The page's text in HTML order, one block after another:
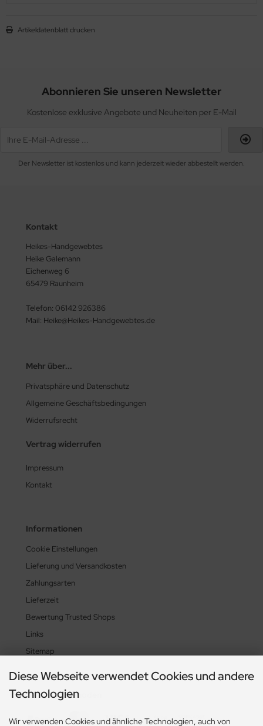
Artikeldatenblatt drucken
Abonnieren Sie unseren Newsletter
Kostenlose exklusive Angebote und Neuheiten per E-Mail
Der Newsletter ist kostenlos und kann jederzeit wieder abbestellt werden.
Kontakt
Heikes-Handgewebtes
Heike Galemann
Eichenweg 6
65479 Raunheim
Telefon: 06142 926386
Mail: Heike@Heikes-Handgewebtes.de
Mehr über...
Privatsphäre und Datenschutz
Allgemeine Geschäftsbedingungen
Widerrufsrecht
Vertrag widerrufen
Impressum
Kontakt
Informationen
Cookie Einstellungen
Lieferung und Versandkosten
Zahlungsarten
Lieferzeit
Bewertung Trusted Shops
Links
Sitemap
Zahlungsmethoden
Diese Webseite verwendet Cookies und andere
Technologien
Wir verwenden Cookies und ähnliche Technologien, auch von